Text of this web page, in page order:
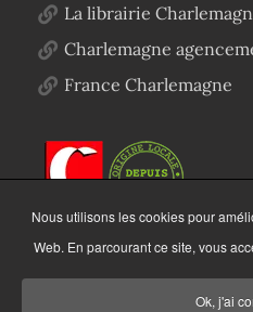
La librairie
Charlemagne
France Charlemagne
Nous utilisons les cookies pour
Web. En parcourant ce site, vous
Ok, j'ai